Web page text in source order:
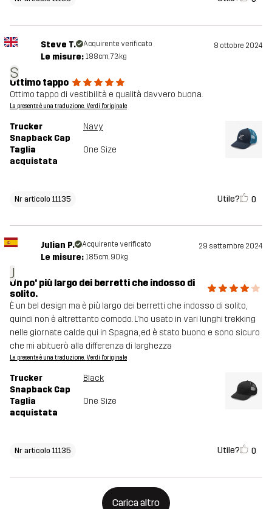
S
Steve T. Acquirente verificato 8 ottobre 2024
Le misure: 188cm, 73kg
Ottimo tappo
Ottimo tappo di vestibilità e qualità davvero buona.
La presente è una traduzione. Verdi l'originale
Trucker
Snapback Cap
Navy
Taglia
acquistata
One Size
Nr articolo 11135 Utile? 0
J
Julian P. Acquirente verificato 29 settembre 2024
Le misure: 185cm, 90kg
Un po' più largo dei berretti che indosso di
solito.
È un bel design ma è più largo dei berretti che indosso di solito,
quindi non è altrettanto comodo. L'ho usato in vari lunghi trekking
nelle giornate calde qui in Spagna, ed è stato buono e sono sicuro
che mi abituerò alla differenza di larghezza
La presente è una traduzione. Verdi l'originale
Trucker
Snapback Cap
Black
Taglia
acquistata
One Size
Nr articolo 11135 Utile? 0
Carica altro